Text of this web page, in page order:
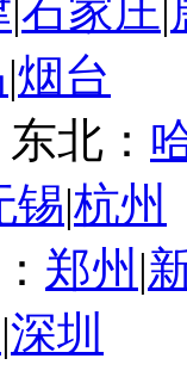
|石家庄|
|烟台
东北：
锡|杭州
郑州 |
|深圳